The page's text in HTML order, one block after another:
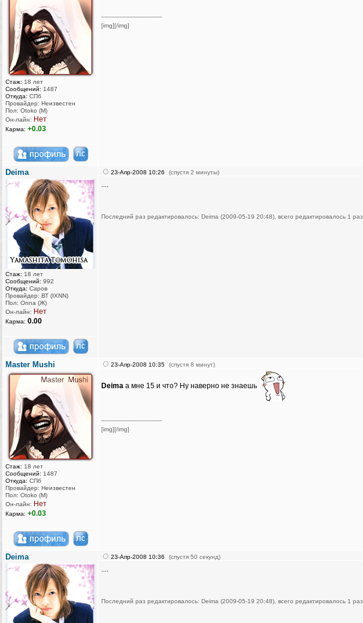
Стаж: 18 лет
Сообщений: 1487
Откуда: СПб
Провайдер: Неизвестен
Пол: Otoko (M)
Он-лайн: Нет
Карма: +0.03
[img][/img]
Deima
Стаж: 18 лет
Сообщений: 992
Откуда: Саров
Провайдер: ВТ (IXNN)
Пол: Onna (Ж)
Он-лайн: Нет
Карма: 0.00
23-Апр-2008 10:26 (спустя 2 минуты)
....
Последний раз редактировалось: Deima (2009-05-19 20:48), всего редактировалось 1 раз
Master Mushi
Стаж: 18 лет
Сообщений: 1487
Откуда: СПб
Провайдер: Неизвестен
Пол: Otoko (M)
Он-лайн: Нет
Карма: +0.03
23-Апр-2008 10:35 (спустя 8 минут)
Deima а мне 15 и что? Ну наверно не знаешь
[img][/img]
Deima 23-Апр-2008 10:36 (спустя 50 секунд)
....
Последний раз редактировалось: Deima (2009-05-19 20:48), всего редактировалось 1 раз